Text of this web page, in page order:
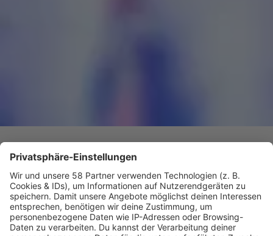
Tyga erfindet sich neu!
Tyga hat sein neues Album "$TARFACE" angekündigt.
Statt
Rap setzt der US-Star auf Synth-Pop, Funk und R&B